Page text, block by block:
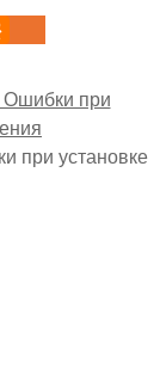
при установке